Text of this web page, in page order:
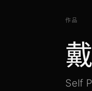
作品
Self